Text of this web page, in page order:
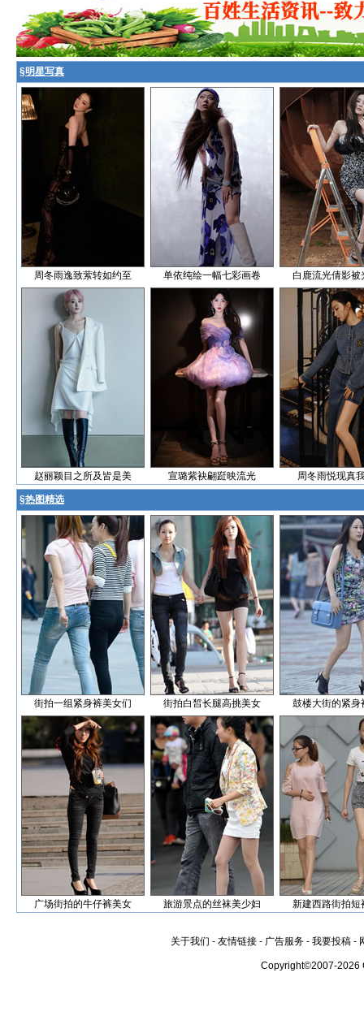
§明星写真
周冬雨逸致萦转如约至 单依纯绘一幅七彩画卷 白鹿流光倩影被
赵丽颖目之所及皆是美 宣璐紫袂翩跹映流光 周冬雨悦现真
§热图精选
街拍一组紧身裤美女们 街拍白皙长腿高挑美女 鼓楼大街的紧身
广场街拍的牛仔裤美女 旅游景点的丝袜美少妇 新建西路街拍短
关于我们 - 友情链接 - 广告服务 - 我要投稿 -
Copyright©2007-2026